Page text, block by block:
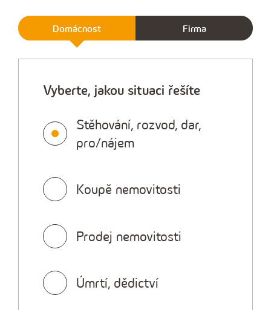
Domácnost Firma
Vyberte, jakou situaci řešíte
Stěhování, rozvod, dar,
pro/nájem
Koupě nemovitosti
Prodej nemovitosti
Úmrtí, dědictví